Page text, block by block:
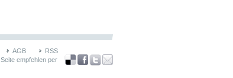
AGB
RSS
Seite empfehlen per